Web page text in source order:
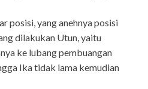
posisi, yang anehnya posisi
dilakukan Utun, yaitu
ke lubang pembuangan
Ika tidak lama kemudian